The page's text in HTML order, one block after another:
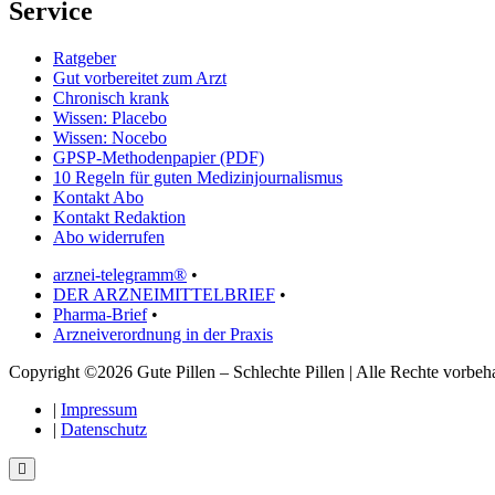
Service
Ratgeber
Gut vorbereitet zum Arzt
Chronisch krank
Wissen: Placebo
Wissen: Nocebo
GPSP-Methodenpapier (PDF)
10 Regeln für guten Medizinjournalismus
Kontakt Abo
Kontakt Redaktion
Abo widerrufen
arznei-telegramm® •
DER ARZNEIMITTELBRIEF •
Pharma-Brief•
Arzneiverordnung in der Praxis
Copyright ©2026 Gute Pillen – Schlechte Pillen | Alle Rechte
| Impressum
| Datenschutz